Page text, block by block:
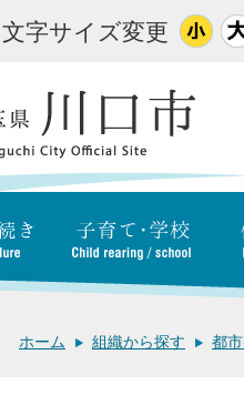
文字サイズ変更
ホーム 組織から探す 都